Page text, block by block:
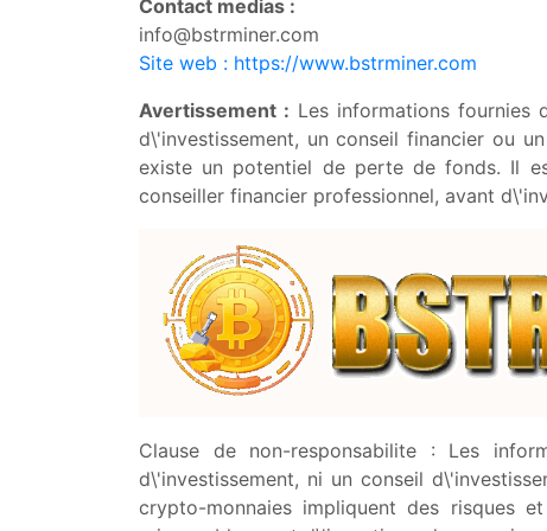
Contact medias :
info@bstrminer.com
Site web : https://www.bstrminer.com
Avertissement : Les informations fournies
d\'investissement, un conseil financier ou
existe un potentiel de perte de fonds. Il
conseiller financier professionnel, avant
Clause de non-responsabilite : Les
d\'investissement, ni un conseil
crypto-monnaies impliquent des risques